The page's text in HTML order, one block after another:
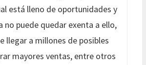
está lleno de oportunidades y
no puede quedar exenta a ello,
llegar a millones de posibles
mayores ventas, entre otros